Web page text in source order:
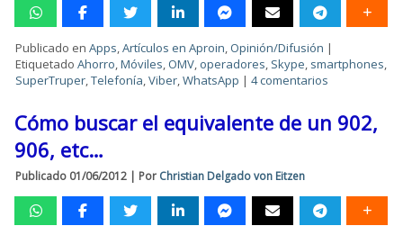
Publicado en Apps,Artículos en Aproin, Opinión/Difusión |
Etiquetado Ahorro,Móviles, OMV, operadores, Skype, smartphones,
SuperTruper,Telefonía,Viber,WhatsApp |4 comentarios
Cómo buscar el equivalente de un 902,
906, etc…
Publicado 01/06/2012 | Por Christian Delgado von Eitzen